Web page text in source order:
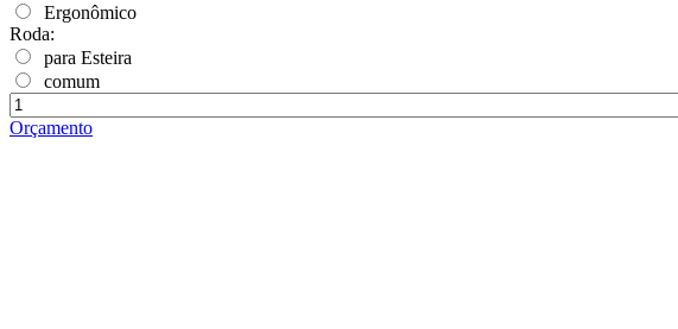
Ergonômico
Roda:
para Esteira
comum
Orçamento